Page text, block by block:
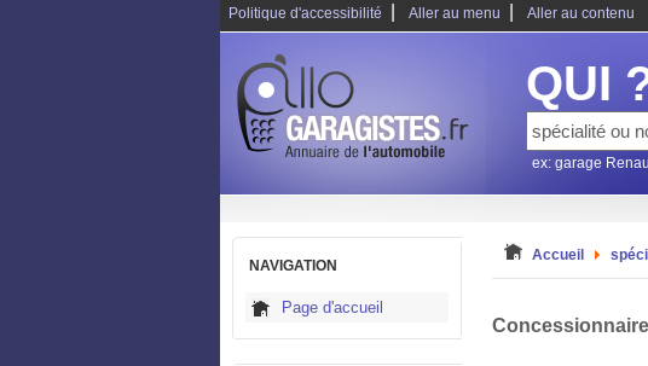
Politique d'accessibilité Aller au menu Aller au contenu
QUI
ex: garage
NAVIGATION
Page d'accueil
Accueil